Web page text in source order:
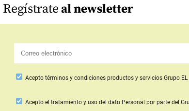
Regístrateal newsletter
Acepto términos y condiciones productos y servicios Grupo EL
Aceptoel tratamiento y uso del dato Personal por parte del